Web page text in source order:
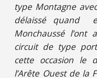
type Montagne
délaissé quand
Monchaussé
circuit de type
cette occasion le
l’Arête Ouest de la